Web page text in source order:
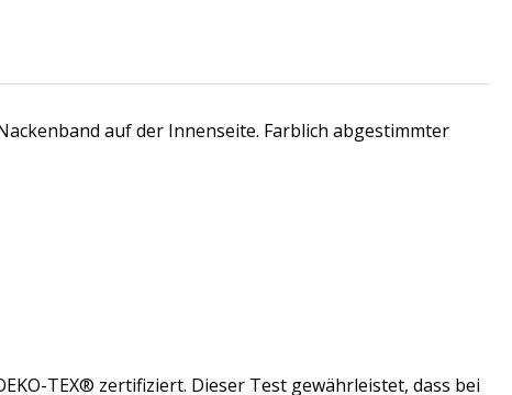
auf der Innenseite. Farblich abgestimmter
TEX® zertifiziert. Dieser Test gewährleistet, dass bei